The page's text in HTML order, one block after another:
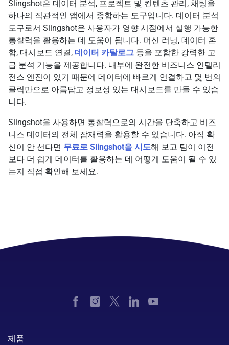
Slingshot은 데이터 분석, 프로젝트 및 컨텐츠 관리, 채팅을
하나의 직관적인 앱에서 종합하는 도구입니다. 데이터 분석
도구로서 Slingshot은 사용자가 영향 시점에서 실행 가능한
통찰력을 활용하는 데 도움이 됩니다. 머신 러닝, 데이터 혼
합, 대시보드 연결, 데이터 카탈로그 등을 포함한 강력한 고
급 분석 기능을 제공합니다. 내부에 완전한 비즈니스 인텔리
전스 엔진이 있기 때문에 데이터에 빠르게 연결하고 몇 번의
클릭만으로 아름답고 정보성 있는 대시보드를 만들 수 있습
니다.
Slingshot을 사용하면 통찰력으로의 시간을 단축하고 비즈
니스 데이터의 전체 잠재력을 활용할 수 있습니다. 아직 확
신이 안 선다면 무료로 Slingshot을 시도해 보고 팀이 이전
보다 더 쉽게 데이터를 활용하는 데 어떻게 도움이 될 수 있
는지 직접 확인해 보세요.
제품